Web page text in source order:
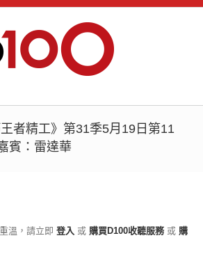
王者精工》第31季5月19日第11
賓：雷達華
溫，請立即 登入 或 購買D100收聽服務 或 購